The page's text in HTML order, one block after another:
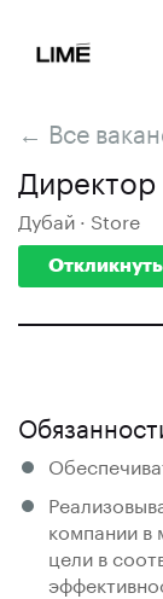
← Все
Директор
Дубай · Store
компании в
цели в